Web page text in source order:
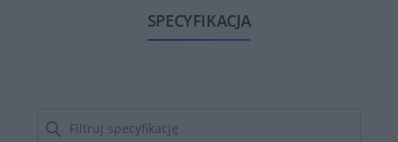
SPECYFIKACJA